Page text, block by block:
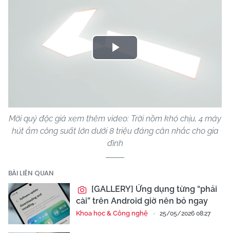
Play
Mời quý độc giả xem thêm video: Trời nồm khó chịu, 4 máy
hút ẩm công suất lớn dưới 8 triệu đáng cân nhắc cho gia
đình
BÀI LIÊN QUAN
[GALLERY] Ứng dụng từng “phải
cài” trên Android giờ nên bỏ ngay
Khoa học & Công nghệ 25/05/2026 08:27